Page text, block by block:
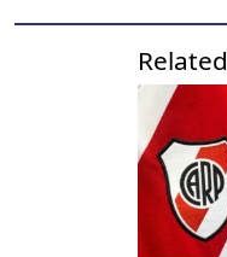
Related